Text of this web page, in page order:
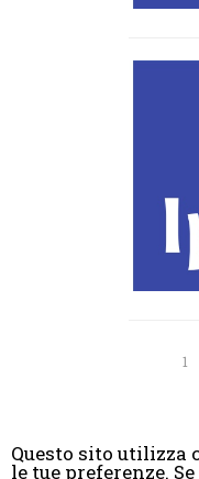
1
Questo sito utilizza
le tue preferenze.